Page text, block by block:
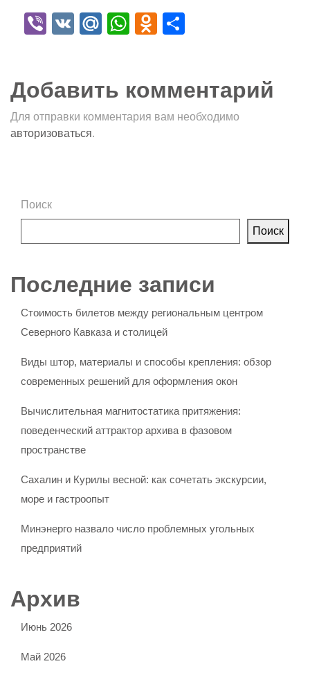
Viber
VK Mail.Ru
WhatsApp
Odnoklassniki
Добавить комментарий
Для отправки комментария вам необходимо
авторизоваться.
Поиск
Поиск
Последние записи
Стоимость билетов между региональным центром
Северного Кавказа и столицей
Виды штор, материалы и способы крепления: обзор
современных решений для оформления окон
Вычислительная магнитостатика притяжения:
поведенческий аттрактор архива в фазовом
пространстве
Сахалин и Курилы весной: как сочетать экскурсии,
море и гастроопыт
Минэнерго назвало число проблемных угольных
предприятий
Архив
Июнь 2026
Май 2026